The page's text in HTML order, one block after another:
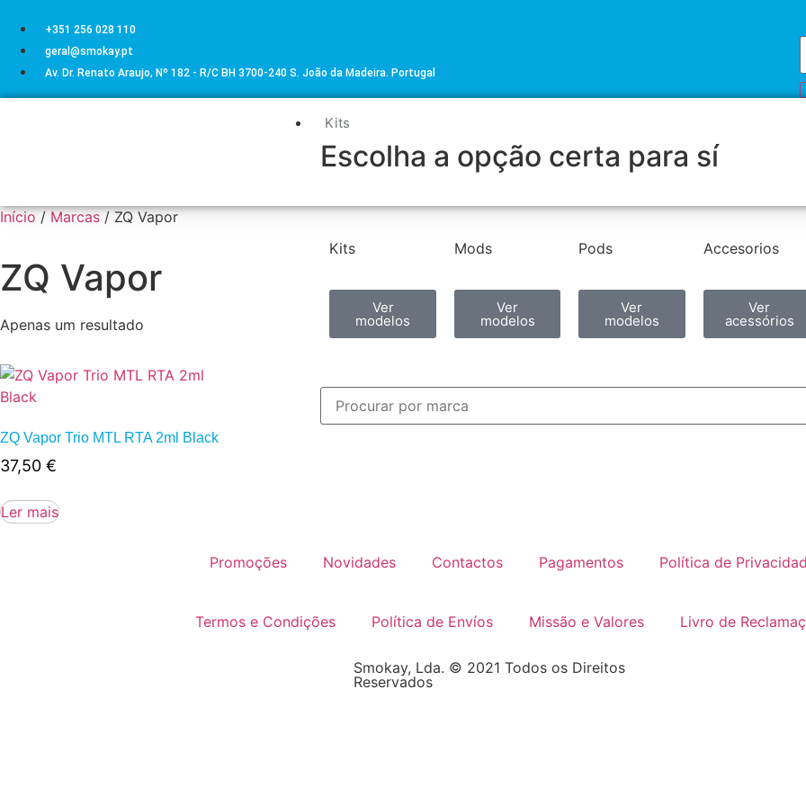
+351 256 028 110
geral@smokay.pt
Av. Dr. Renato Araujo, Nº 182 - R/C BH 3700-240 S. João da Madeira. Portugal
Kits
Escolha a opção certa para sí
Kits
Ver
modelos
Mods
Ver
modelos
Pods
Ver
modelos
Accesorios
Ver
acessórios
Início/Marcas/ ZQ Vapor
ZQ Vapor
Apenas um resultado
ZQ Vapor Trio MTL RTA 2ml Black
37,50 €
Ler mais
Promoções Novidades Contactos Pagamentos Política de
Termos e Condições Política de Envíos Missão e Valores Livro de
Smokay, Lda. © 2021 Todos os Direitos
Reservados